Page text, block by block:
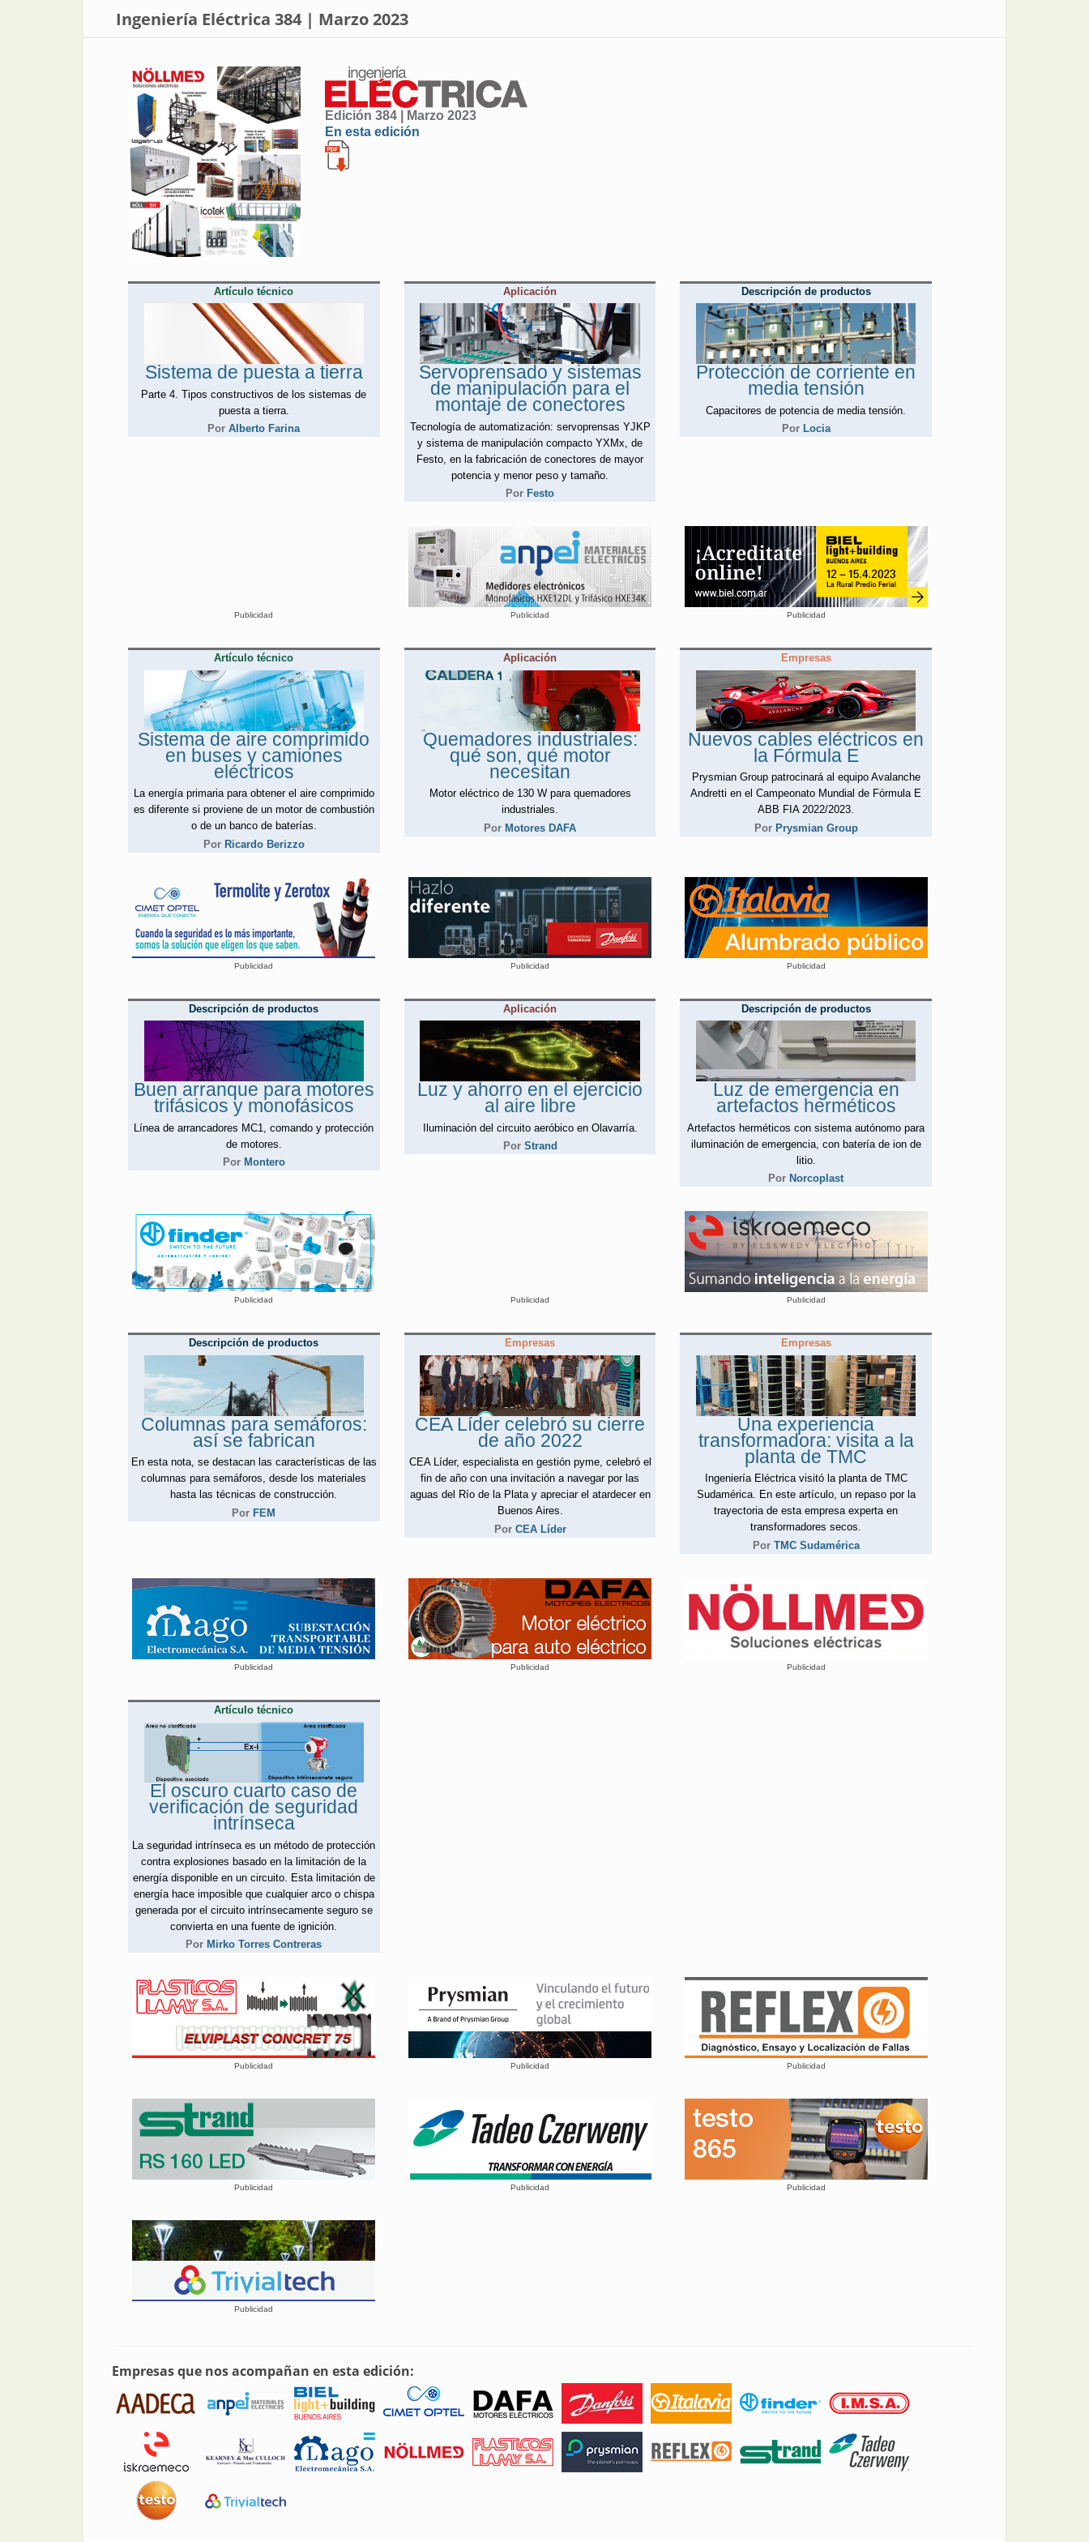
Ingeniería Eléctrica 384 | Marzo 2023
Edición 384 | Marzo 2023
En esta edición
Artículo técnico
Sistema de puesta a tierra
Parte 4. Tipos constructivos de los sistemas de
puesta a tierra.
PorAlberto Farina
Aplicación
Servoprensado y sistemas
de manipulación para el
montaje de conectores
Tecnología de automatización: servoprensas YJKP
y sistema de manipulación compacto YXMx, de
Festo, en la fabricación de conectores de mayor
potencia y menor peso y tamaño.
Por Festo
Descripción de productos
Protección de corriente en
media tensión
Capacitores de potencia de media tensión.
Por Locia
Publicidad Publicidad Publicidad
Artículo técnico
Sistema de aire comprimido
en buses y camiones
eléctricos
La energía primaria para obtener el aire comprimido
es diferente si proviene de un motor de combustión
o de un banco de baterías.
Por Ricardo Berizzo
Aplicación
Quemadores industriales:
qué son, qué motor
necesitan
Motor eléctrico de 130 W para quemadores
industriales.
Por Motores DAFA
Empresas
Nuevos cables eléctricos en
la Fórmula E
Prysmian Group patrocinará al equipo Avalanche
Andretti en el Campeonato Mundial de Fórmula E
ABB FIA 2022/2023.
Por Prysmian Group
Publicidad Publicidad Publicidad
Descripción de productos
Buen arranque para motores
trifásicos y monofásicos
Línea de arrancadores MC1, comando y protección
de motores.
Por Montero
Aplicación
Luz y ahorro en el ejercicio
al aire libre
Iluminación del circuito aeróbico en Olavarría.
Por Strand
Descripción de productos
Luz de emergencia en
artefactos herméticos
Artefactos herméticos con sistema autónomo para
iluminación de emergencia, con batería de ion de
litio.
Por Norcoplast
Publicidad Publicidad Publicidad
Descripción de productos
Columnas para semáforos:
así se fabrican
En esta nota, se destacan las características de las
columnas para semáforos, desde los materiales
hasta las técnicas de construcción.
Por FEM
Empresas
CEA Líder celebró su cierre
de año 2022
CEA Líder, especialista en gestión pyme, celebró el
fin de año con una invitación a navegar por las
aguas del Río de la Plata y apreciar el atardecer en
Buenos Aires.
Por CEA Líder
Empresas
Una experiencia
transformadora: visita a la
planta de TMC
Ingeniería Eléctrica visitó la planta de TMC
Sudamérica. En este artículo, un repaso por la
trayectoria de esta empresa experta en
transformadores secos.
Por TMC Sudamérica
Publicidad Publicidad Publicidad
Artículo técnico
El oscuro cuarto caso de
verificación de seguridad
intrínseca
La seguridad intrínseca es un método de protección
contra explosiones basado en la limitación de la
energía disponible en un circuito. Esta limitación de
energía hace imposible que cualquier arco o chispa
generada por el circuito intrínsecamente seguro se
convierta en una fuente de ignición.
Por Mirko Torres Contreras
Publicidad Publicidad Publicidad
Publicidad Publicidad Publicidad
Publicidad
Empresas que nos acompañan en esta edición: